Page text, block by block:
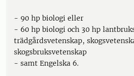
- 90 hp biologi eller
- 60 hp biologi och 30 hp
trädgårdsvetenskap,
skogsbruksvetenskap
- samt Engelska 6.